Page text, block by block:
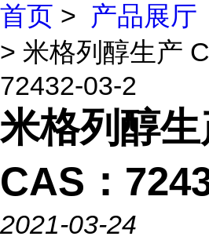
首页 > 产品展厅
> 米格列醇生产
72432-03-2
米格列醇
CAS：
2021-03-24